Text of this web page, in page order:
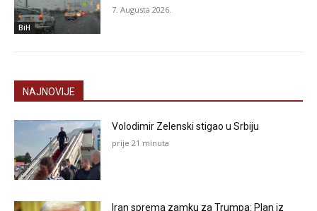
BiH
7. Augusta 2026.
NAJNOVIJE
Volodimir Zelenski stigao u Srbiju
prije 21 minuta
Iran sprema zamku za Trumpa: Plan iz